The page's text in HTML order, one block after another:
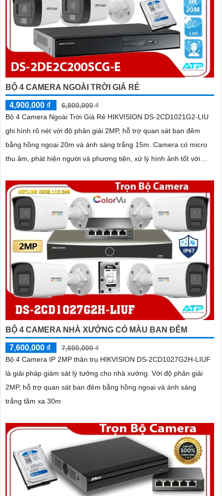
BỘ 4 CAMERA NGOÀI TRỜI GIÁ RẺ
4,900,000 ₫
6,800,000 ₫
Bộ 4 Camera Ngoài Trời Giá Rẻ HIKVISION DS-2CD1021G2-LIU
ghi hình rõ nét với độ phân giải 2MP, hỗ trợ quan sát ban đêm
bằng hồng ngoại 20m và ánh sáng trắng 15m. Camera có micro
thu âm, phát hiện người và phương tiện, xử lý hình ảnh tốt với
BỘ 4 CAMERA NHÀ XƯỞNG CÓ MÀU BAN ĐÊM
7,600,000 ₫
7,600,000 ₫
Bộ 4 Camera IP 2MP thân trụ HIKVISION DS-2CD1027G2H-LIUF
là giải pháp giám sát lý tưởng cho nhà xưởng. Với độ phân giải
2MP, hỗ trợ quan sát ban đêm bằng hồng ngoại và ánh sáng
trắng tầm xa 30m